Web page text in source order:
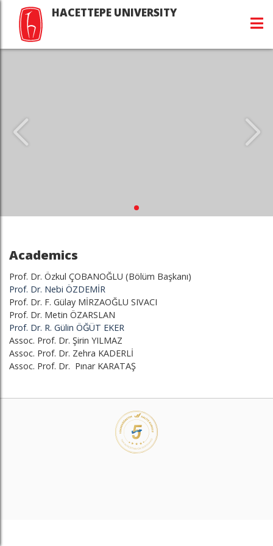
HACETTEPE UNIVERSITY
Academics
Prof. Dr. Özkul ÇOBANOĞLU (Bölüm Başkanı)
Prof. Dr. Nebi ÖZDEMİR
Prof. Dr. F. Gülay MİRZAOĞLU SIVACI
Prof. Dr. Metin ÖZARSLAN
Prof. Dr. R. Gülin ÖĞÜT EKER
Assoc. Prof. Dr. Şirin YILMAZ
Assoc. Prof. Dr. Zehra KADERLİ
Assoc. Prof. Dr. Pınar KARATAŞ